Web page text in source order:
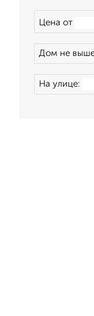
Цена от
Дом не
На улице: